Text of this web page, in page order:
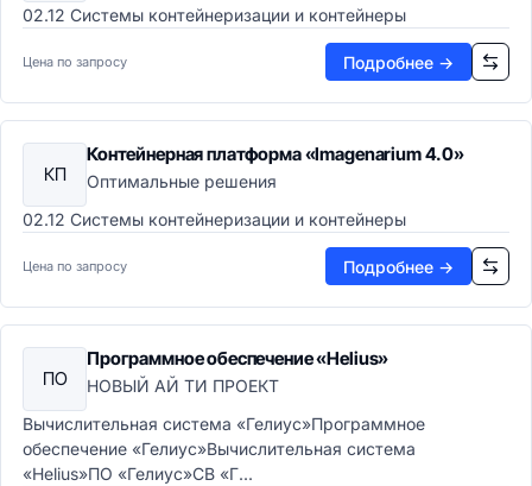
02.12 Системы контейнеризации и контейнеры
Цена по запросу Подробнее →
КП
Контейнерная платформа «Imagenarium 4.0»
Оптимальные решения
02.12 Системы контейнеризации и контейнеры
Цена по запросу Подробнее →
ПО
Программное обеспечение «Helius»
НОВЫЙ АЙ ТИ ПРОЕКТ
Вычислительная система «Гелиус»Программное
обеспечение «Гелиус»Вычислительная система
«Helius»ПО «Гелиус»СВ «Г...